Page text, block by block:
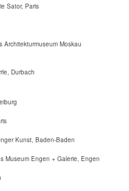
Sator, Paris
Architekturmuseum Moskau
Durbach
Kunst, Baden-Baden
Museum Engen + Galerie, Engen